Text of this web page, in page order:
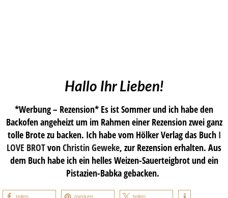
Hallo Ihr Lieben!
*Werbung – Rezension* Es ist Sommer und ich habe den
Backofen angeheizt um im Rahmen einer Rezension zwei ganz
tolle Brote zu backen. Ich habe vom Hölker Verlag das Buch I
LOVE BROTvonChristin Geweke, zur Rezension erhalten. Aus
dem Buch habe ich ein helles Weizen-Sauerteigbrot und ein
Pistazien-Babka gebacken.
teilen merken teilen